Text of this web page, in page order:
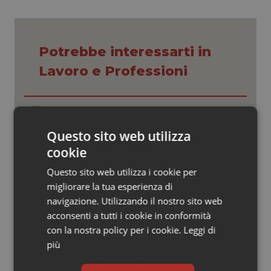
Oncologia & Nutrizione
Psoriasi & pelle
Quotidiano Cardiologia
Quotidiano Chirurgia
Quotidiano Oncologia
Quotidiano Pediatria
Rene & patologie urogenitali
Potrebbe interessarti in
Lavoro e Professioni
Tracciabilità dei farmaci. Dal Ministero
febbraio 2027 l’adeguamento dei
sistemi
Formazione Medicina Generale.
Fimmg: “Rischio altissimo di perdere
borse e lasciare migliaia di cittadini
senza medico. Serve decreto di
mobilità volontaria interregionale”
Farmacisti in prima linea anche
Questo sito web utilizza
cookie
Questo sito web utilizza i cookie per
migliorare la tua esperienza di
navigazione. Utilizzando il nostro sito web
acconsenti a tutti i cookie in conformità
con la nostra policy per i cookie. Leggi di
più